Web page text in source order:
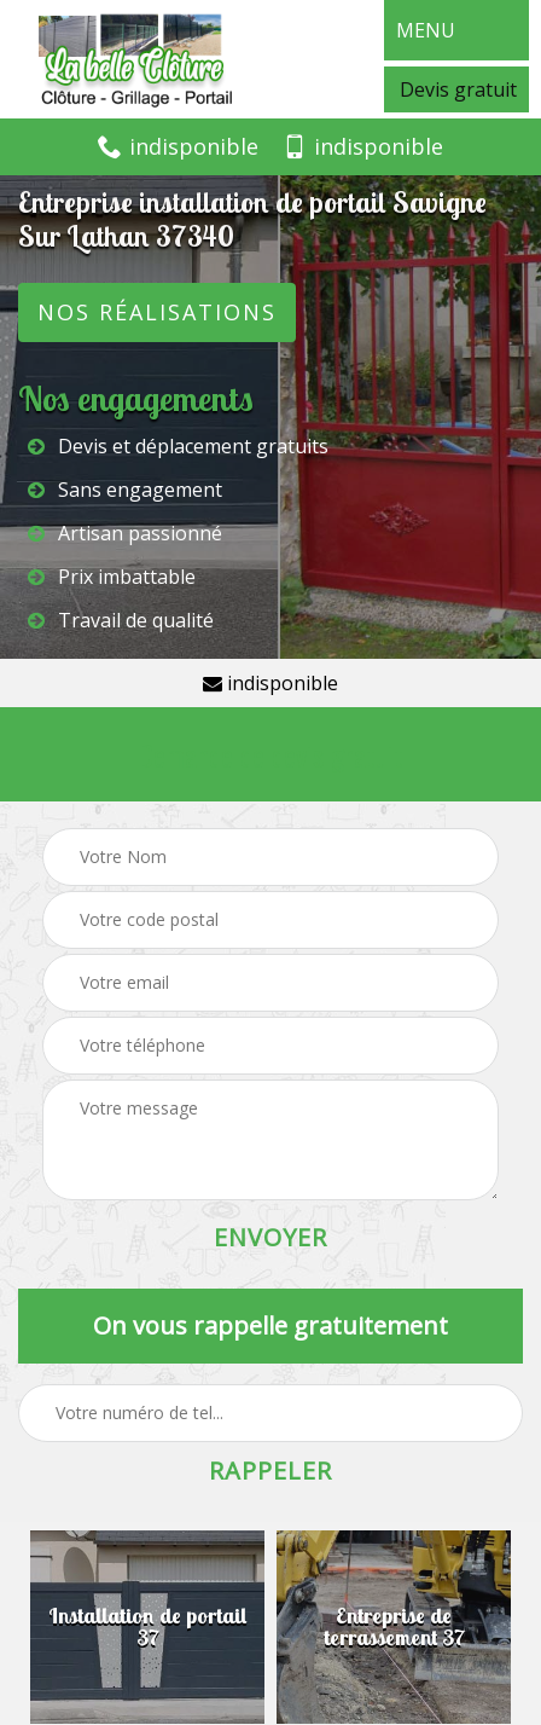
MENU
Devis gratuit
indisponible indisponible
Entreprise installation de portail Savigne
Sur Lathan 37340
NOS RÉALISATIONS
Nos engagements
Devis et déplacement gratuits
Sans engagement
Artisan passionné
Prix imbattable
Travail de qualité
indisponible
On vous rappelle gratuitement
Installation de portail
37
Entreprise de
terrassement 37